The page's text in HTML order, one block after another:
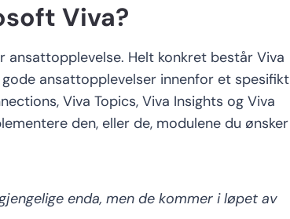
Viva?
Helt konkretbestår Viva
ansattopplevelser innenfor et spesifikt
Viva Topics, Viva Insights og Viva
den,eller de,modulene du ønsker
enda, men de kommeri løpet av